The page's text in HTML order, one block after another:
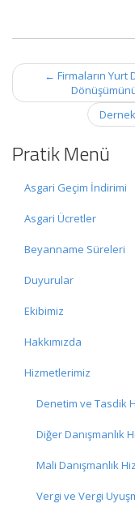
Post
navigation
← Firmaların Yurt
Pratik Menü
Asgari Geçim İndirimi
Asgari Ücretler
Beyanname Süreleri
Duyurular
Ekibimiz
Hakkımızda
Hizmetlerimiz
Denetim ve Tasdik
Diğer Danışmanlık
Mali Danışmanlık
Vergi ve Vergi